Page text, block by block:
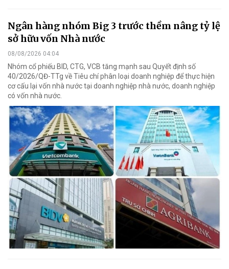
Ngân hàng nhóm Big 3 trước thềm nâng tỷ lệ
sở hữu vốn Nhà nước
08/08/2026 04:04
Nhóm cổ phiếu BID, CTG, VCB tăng mạnh sau Quyết định số
40/2026/QĐ-TTg về Tiêu chí phân loại doanh nghiệp để thực hiện
cơ cấu lại vốn nhà nước tại doanh nghiệp nhà nước, doanh nghiệp
có vốn nhà nước.